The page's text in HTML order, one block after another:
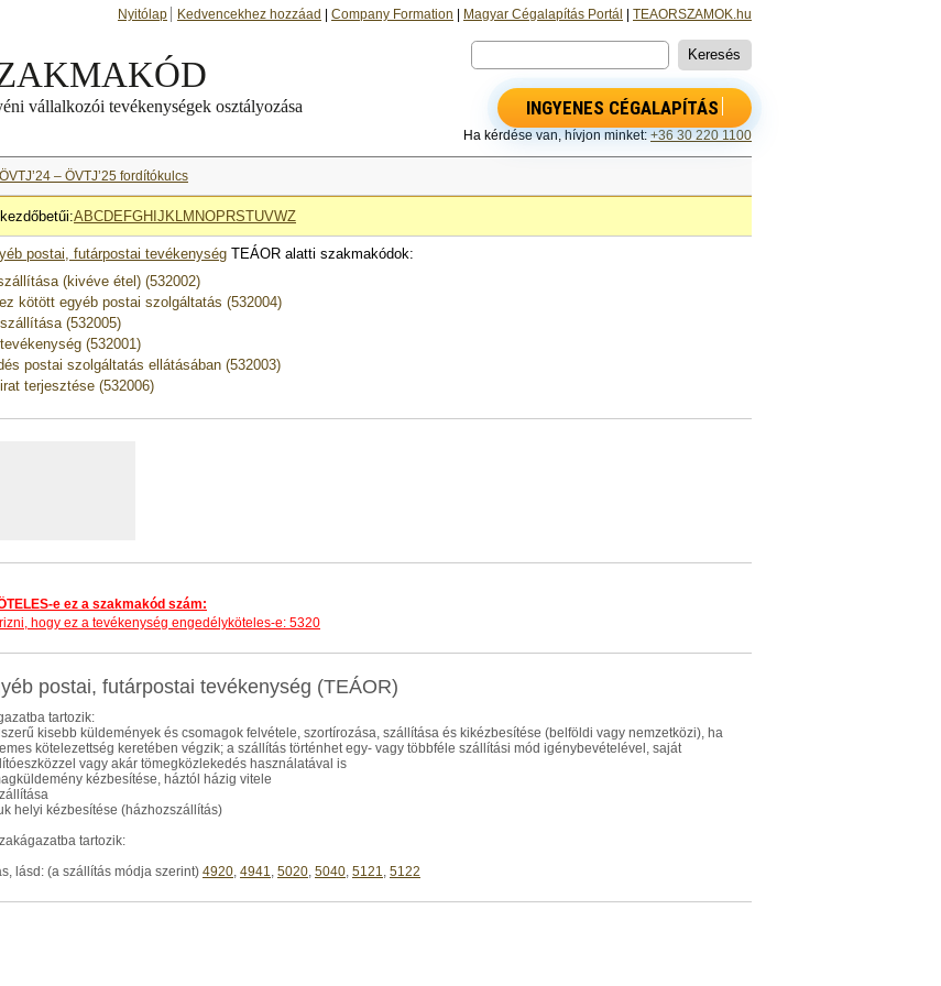
Nyitólap Kedvencekhez hozzáad Company Formation Magyar Cégalapítás Portál TEAORSZAMOK.hu
INGYENES CÉGALAPÍTÁS
Ha kérdése van, hívjon minket: +36 30 220 1100
ÖVTJ’24 – ÖVTJ’25 fordítókulcs
ABCDE FGH J KLM NOP RSTUVWZ
postai, futárpostai tevékenység TEÁOR alatti szakmakódok:
(kivéve étel) (532002)
kötött egyéb postai szolgáltatás (532004)
(532005)
(532001)
postai szolgáltatás ellátásában (532003)
terjesztése (532006)
e ez a szakmakód szám:
hogy ez a tevékenység engedélyköteles-e: 5320
postai, futárpostai tevékenység (TEÁOR)
tartozik:
kisebb küldemények és csomagok felvétele, szortírozása, szállítása és kikézbesítése (belföldi vagy nemzetközi), ha
kötelezettség keretében végzik; a szállítás történhet egy- vagy többféle szállítási mód igénybevételével, saját
vagy akár tömegközlekedés használatával is
kézbesítése, háztól házig vitele
helyi kézbesítése (házhozszállítás)
tartozik:
lásd: (a szállítás módja szerint) 4920, 4941, 5020, 5040, 5121, 5122